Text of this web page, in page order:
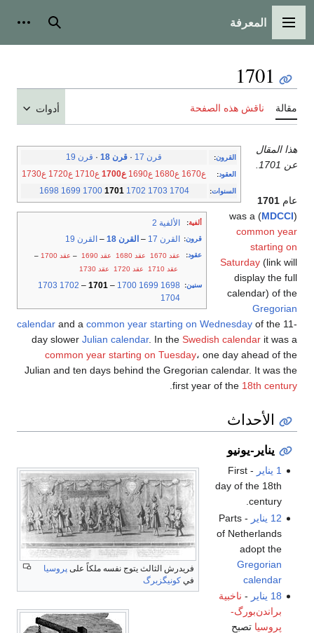
القائمة الرئيسية
المعرفة بحث
1701
مقالة ناقش هذه الصفحة أدوات
القرون: قرن 17 · قرن 18 · قرن 19
العقود: ع1670 ع1680 ع1690 ع1700 ع1710 ع1720 ع1730
السنوات:
1698 1699 1700 1701 1702 1703 1704
هذا المقال
عن 1701.
ألفية: الألفية 2
قرون: القرن 17 – القرن 18 – القرن 19
عقود: عقد 1670 عقد 1680 عقد 1690 – عقد 1700
–
عقد 1710
عقد 1720 عقد 1730
سنين:
1698
1699
1700
–
1701
–
1702
1703
1704
عام 1701
(
MDCCI
) was a
common year
starting on
Saturday (link will
display the full
calendar) of the
Gregorian
calendar and a common year starting on Wednesday of the 11-
day slower Julian calendar. In the Swedish calendar it was a
common year starting on Tuesday، one day ahead of the
Julian and ten days behind the Gregorian calendar. It was the
first year of the 18th century
الأحداث
يناير-يونيو
فريدرش الثالث يتوج نفسه ملكاً على پروسيا
في كونيگزبرگ
1 يناير
- First
day of the 18th
century.
12 يناير
- Parts
of Netherlands
adopt the
Gregorian
calendar
18 يناير
- ناخبية
براندن‌بورگ-
پروسيا تصبح